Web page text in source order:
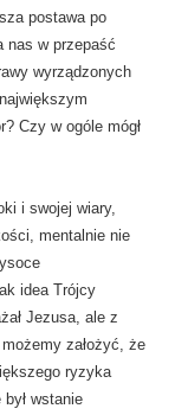
postawa po
nas w przepaść
wyrządzonych
Czy w ogóle mógł
i swojej wiary,
mentalnie nie
idea Trójcy
Jezusa, ale z
założyć, że
ryzyka
wstanie